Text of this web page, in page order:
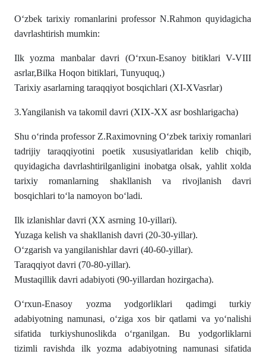
Oʻzbek tarixiy romanlarini professor N.Rahmon quyidagicha
davrlashtirish mumkin:
Ilk yozma manbalar davri (Oʻrxun-Esanoy bitiklari V-VIII
asrlar,Bilka Hoqon bitiklari, Tunyuquq,)
Tarixiy asarlarning taraqqiyot bosqichlari (XI-XVasrlar)
3.Yangilanish va takomil davri (XIX-XX asr boshlarigacha)
Shu oʻrinda professor Z.Raximovning O‘zbek tarixiy romanlari
tadrijiy taraqqiyotini poetik xususiyatlaridan kelib chiqib,
quyidagicha davrlashtirilganligini inobatga olsak, yahlit xolda
tarixiy romanlarning shakllanish va rivojlanish davri
bosqichlari toʻla namoyon boʻladi.
Ilk izlanishlar davri (XX asrning 10-yillari).
Yuzaga kelish va shakllanish davri (20-30-yillar).
O‘zgarish va yangilanishlar davri (40-60-yillar).
Taraqqiyot davri (70-80-yillar).
Mustaqillik davri adabiyoti (90-yillardan hozirgacha).
O‘rxun-Enasoy yozma yodgorliklari qadimgi turkiy
adabiyotning namunasi, o‘ziga xos bir qatlami va yo‘nalishi
sifatida turkiyshunoslikda o‘rganilgan. Bu yodgorliklarni
tizimli ravishda ilk yozma adabiyotning namunasi sifatida